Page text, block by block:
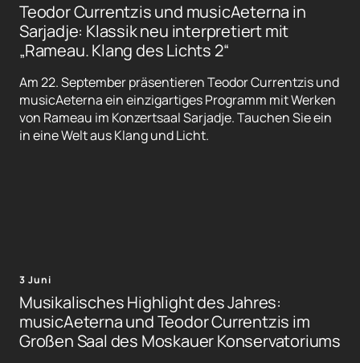
Teodor Currentzis und musicAeterna in
Sarjadje: Klassik neu interpretiert mit
„Rameau. Klang des Lichts 2“
Am 22. September präsentieren Teodor Currentzis und
musicAeterna ein einzigartiges Programm mit Werken
von Rameau im Konzertsaal Sarjadje. Tauchen Sie ein
in eine Welt aus Klang und Licht.
3 Juni
Musikalisches Highlight des Jahres:
musicAeterna und Teodor Currentzis im
Großen Saal des Moskauer Konservatoriums